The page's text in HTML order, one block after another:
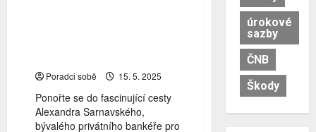
Poradci sobě 15. 5. 2025
Ponořte se do fascinující cesty
Alexandra Sarnavského,
bývalého privátního bankéře pro
úrokové
sazby
ČNB
Škody